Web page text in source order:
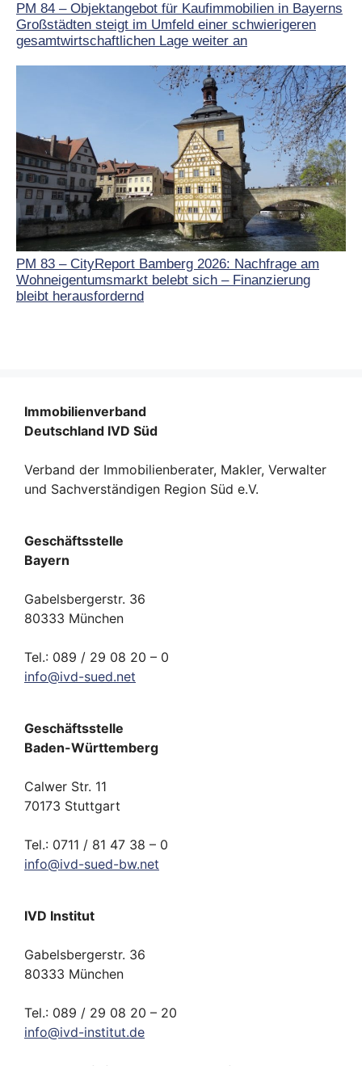
PM 84 – Objektangebot für Kaufimmobilien in Bayerns
Großstädten steigt im Umfeld einer schwierigeren
gesamtwirtschaftlichen Lage weiter an
PM 83 – CityReport Bamberg 2026: Nachfrage am
Wohneigentumsmarkt belebt sich – Finanzierung
bleibt herausfordernd
Immobilienverband
Deutschland IVD Süd
Verband der Immobilienberater, Makler, Verwalter
und Sachverständigen Region Süd e.V.
Geschäftsstelle
Bayern
Gabelsbergerstr. 36
80333 München
Tel.: 089 / 29 08 20 – 0
info@ivd-sued.net
Geschäftsstelle
Baden-Württemberg
Calwer Str. 11
70173 Stuttgart
Tel.: 0711 / 81 47 38 – 0
info@ivd-sued-bw.net
IVD Institut
Gabelsbergerstr. 36
80333 München
Tel.: 089 / 29 08 20 – 20
info@ivd-institut.de